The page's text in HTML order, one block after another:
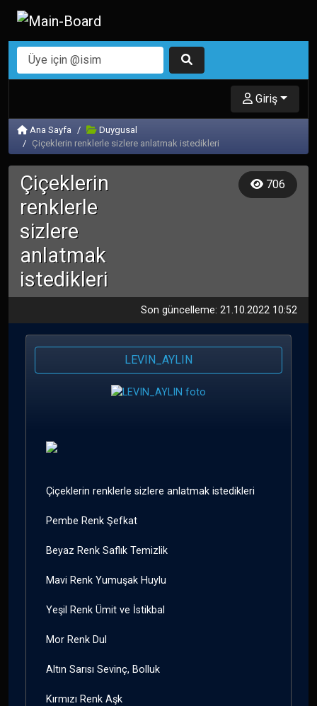
Giriş
Ana Sayfa
Duygusal
Çiçeklerin renklerle sizlere anlatmak istedikleri
Çiçeklerin
renklerle
sizlere
anlatmak
istedikleri
706
Son güncelleme: 21.10.2022 10:52
LEVIN_AYLIN
Çiçeklerin renklerle sizlere anlatmak istedikleri
Pembe Renk Şefkat
Beyaz Renk Saflık Temizlik
Mavi Renk Yumuşak Huylu
Yeşil Renk Ümit ve İstikbal
Mor Renk Dul
Altın Sarısı Sevinç, Bolluk
Kırmızı Renk Aşk